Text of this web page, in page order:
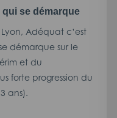
qui se démarque
Adéquat c’est
démarque sur le
et du
forte progression du
ans).